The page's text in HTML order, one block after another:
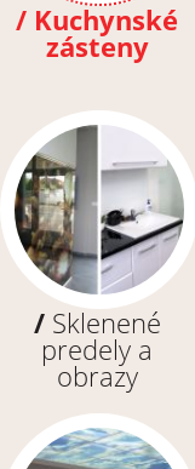
/ Kuchynské
zásteny
/Sklenené
predely a
obrazy